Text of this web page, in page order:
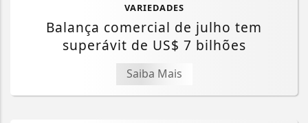
VARIEDADES
Balança comercial de julho tem
superávit de US$ 7 bilhões
Saiba Mais